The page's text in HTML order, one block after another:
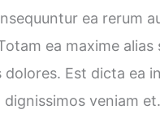
ea rerum
ea maxime
Est dicta ea
veniam